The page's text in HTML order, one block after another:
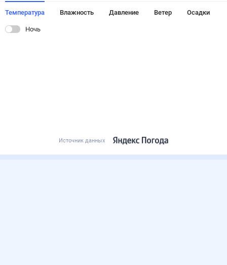
Температура Влажность Давление Ветер Осадки
Ночь
Источник данных